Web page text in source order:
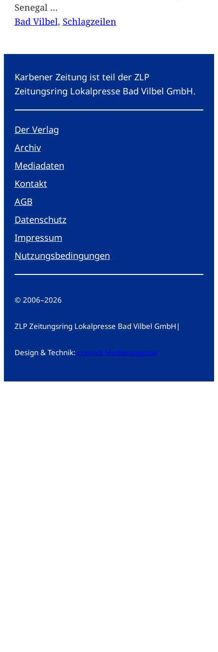
Senegal …
Bad Vilbel, Schlagzeilen
Karbener Zeitung ist teil der ZLP
Zeitungsring Lokalpresse Bad Vilbel GmbH.
Der Verlag
Archiv
Mediadaten
Kontakt
AGB
Datenschutz
Impressum
Nutzungsbedingungen
© 2006–2026
ZLP Zeitungsring Lokalpresse Bad Vilbel GmbH |
Design & Technik: creandi Medienagentur